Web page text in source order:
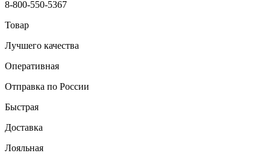
8-800-550-5367
Товар
Лучшего качества
Оперативная
Отправка по России
Быстрая
Доставка
Лояльная